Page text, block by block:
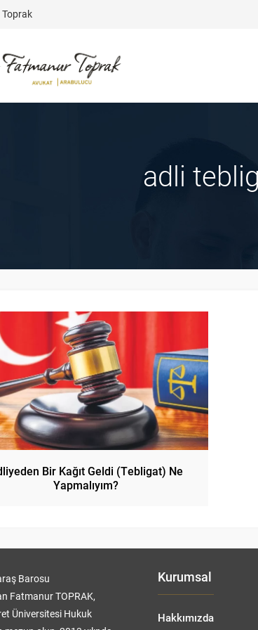
adli
Bir Kağıt Geldi (Tebligat) Ne
Yapmalıyım?
Barosu
Fatmanur TOPRAK,
Üniversitesi Hukuk
Kurumsal
Hakkımızda